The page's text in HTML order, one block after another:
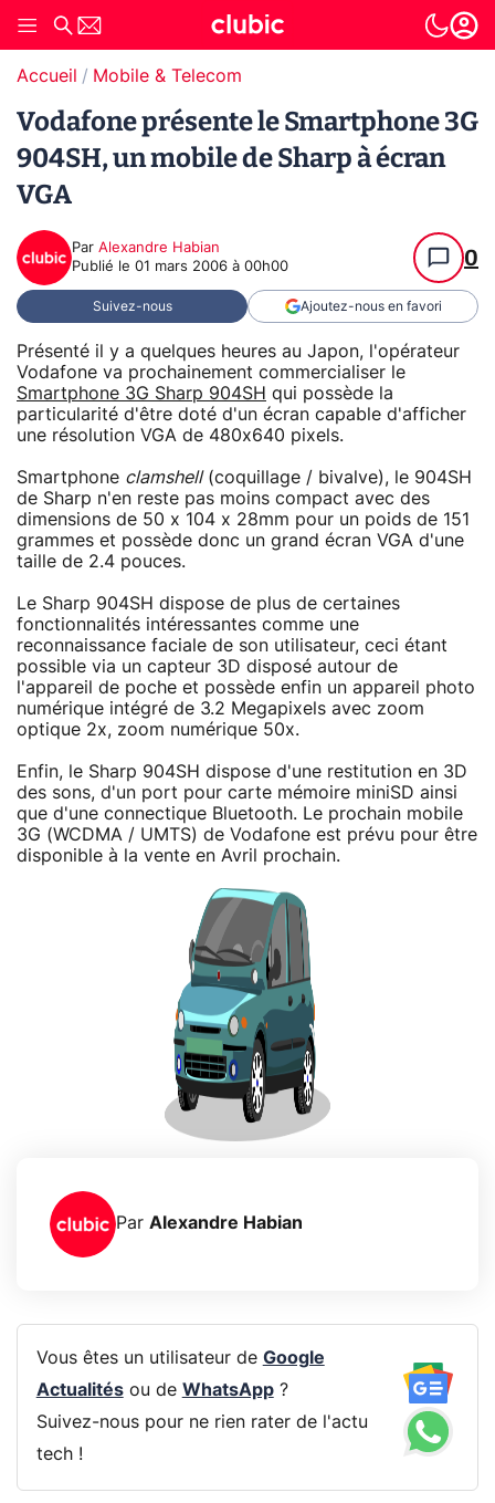
Accueil Mobile & Telecom
Vodafone présente le Smartphone 3G
904SH, un mobile de Sharp à écran
VGA
Par Alexandre Habian
Publié le 01 mars 2006 à 00h00 0
Suivez-nous Ajoutez-nous en favori
Présenté il y a quelques heures au Japon, l'opérateur
Vodafone va prochainement commercialiser le
Smartphone 3G Sharp 904SH qui possède la
particularité d'être doté d'un écran capable d'afficher
une résolution VGA de 480x640 pixels.
Smartphone clamshell(coquillage / bivalve), le 904SH
de Sharp n'en reste pas moins compact avec des
dimensions de 50 x 104 x 28mm pour un poids de 151
grammes et possède donc un grand écran VGA d'une
taille de 2.4 pouces.
Le Sharp 904SH dispose de plus de certaines
fonctionnalités intéressantes comme une
reconnaissance faciale de son utilisateur, ceci étant
possible via un capteur 3D disposé autour de
l'appareil de poche et possède enfin un appareil photo
numérique intégré de 3.2 Megapixels avec zoom
optique 2x, zoom numérique 50x.
Enfin, le Sharp 904SH dispose d'une restitution en 3D
des sons, d'un port pour carte mémoire miniSD ainsi
que d'une connectique Bluetooth. Le prochain mobile
3G (WCDMA / UMTS) de Vodafone est prévu pour être
disponible à la vente en Avril prochain.
Par Alexandre Habian
Vous êtes un utilisateur de Google
Actualitésou de WhatsApp?
Suivez-nous pour ne rien rater de l'actu
tech !